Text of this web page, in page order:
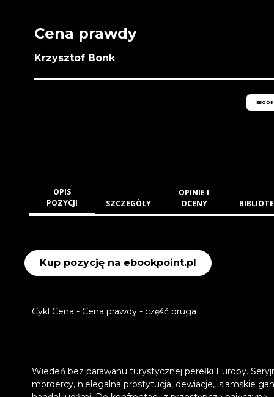
Cena prawdy
Krzysztof Bonk
EBOOK
OPIS
POZYCJI
SZCZEGÓŁY
OPINIE I
OCENY
Kup pozycję na ebookpoint.pl
Cykl Cena - Cena prawdy - część druga
Wiedeń bez parawanu turystycznej perełki Europy.
mordercy, nielegalna prostytucja, dewiacje, islamskie